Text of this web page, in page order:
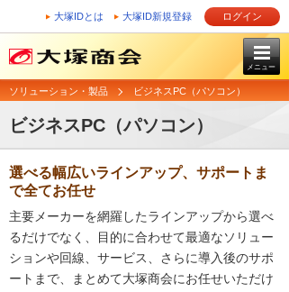
大塚IDとは 大塚ID新規登録 ログイン
メニュー
ソリューション・製品 ビジネスPC（パソコン）
ビジネスPC（パソコン）
選べる幅広いラインアップ、サポートま
で全てお任せ
主要メーカーを網羅したラインアップから選べ
るだけでなく、目的に合わせて最適なソリュー
ションや回線、サービス、さらに導入後のサポ
ートまで、まとめて大塚商会にお任せいただけ